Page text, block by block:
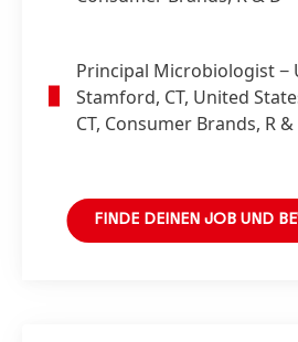
Principal Microbiologist−
Stamford, CT, United
CT, Consumer Brands, R &
FINDE DEINEN JOB UND